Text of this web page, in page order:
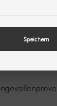
Speichern